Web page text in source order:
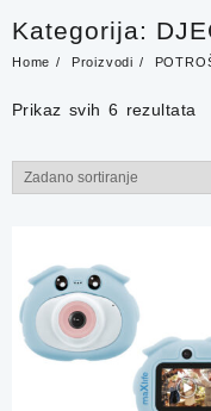
Kategorija:
Home Proizvodi
Prikaz svih 6 rezultata